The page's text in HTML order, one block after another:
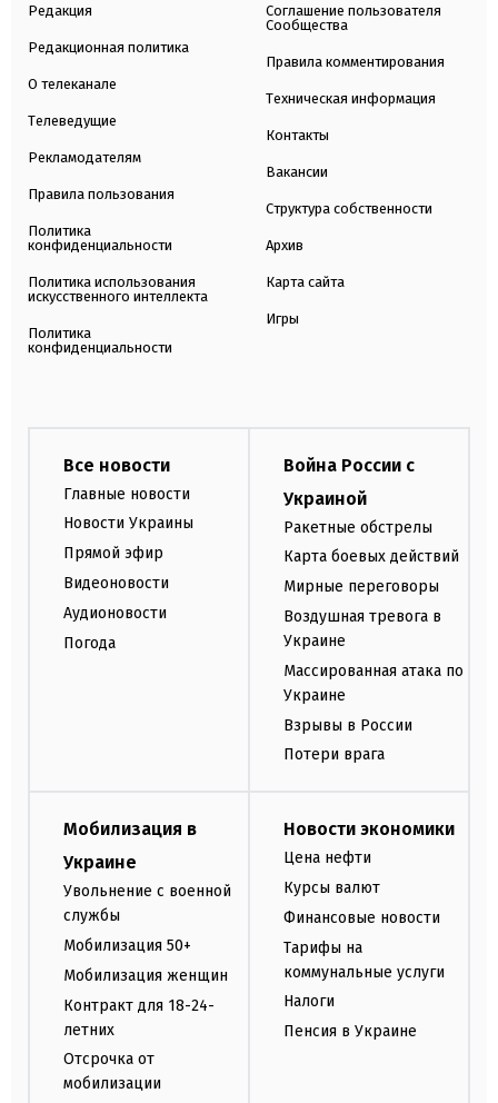
Редакция
Редакционная политика
О телеканале
Телеведущие
Рекламодателям
Правила пользования
Политика
конфиденциальности
Политика использования
искусственного интеллекта
Политика
конфиденциальности
Соглашение пользователя
Сообщества
Правила комментирования
Техническая информация
Контакты
Вакансии
Структура собственности
Архив
Карта сайта
Игры
Все новости
Главные новости
Новости Украины
Прямой эфир
Видеоновости
Аудионовости
Погода
Война России с
Украиной
Ракетные обстрелы
Карта боевых действий
Мирные переговоры
Воздушная тревога в
Украине
Массированная атака по
Украине
Взрывы в России
Потери врага
Мобилизация в
Украине
Увольнение с военной
службы
Мобилизация 50+
Мобилизация женщин
Контракт для 18-24-
летних
Отсрочка от
мобилизации
Новости экономики
Цена нефти
Курсы валют
Финансовые новости
Тарифы на
коммунальные услуги
Налоги
Пенсия в Украине